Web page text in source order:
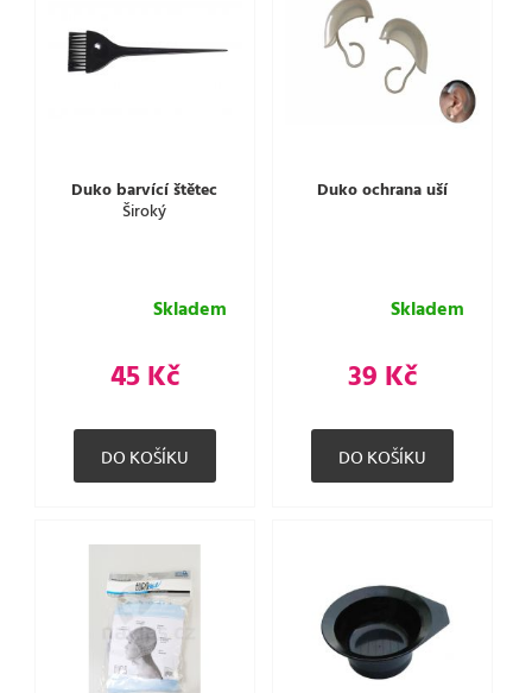
Duko barvící štětec
Široký
Skladem
45 Kč
Duko ochrana uší
Skladem
39 Kč